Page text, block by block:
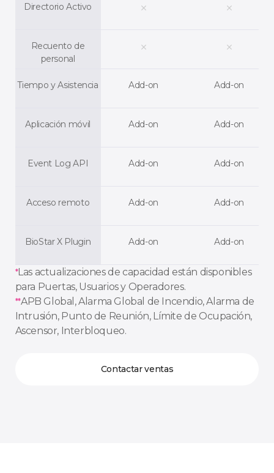
Directorio Activo
Recuento de
personal
Tiempo y Asistencia
Aplicación móvil
Event Log API
Acceso remoto
BioStar X Plugin
clear
clear
Add-on
Add-on
Add-on
Add-on
Add-on
clear
clear
Add-on
Add-on
Add-on
Add-on
Add-on
*Las actualizaciones de capacidad están disponibles
para Puertas, Usuarios y Operadores.
**APB Global, Alarma Global de Incendio, Alarma de
Intrusión, Punto de Reunión, Límite de Ocupación,
Ascensor, Interbloqueo.
Contactar ventas